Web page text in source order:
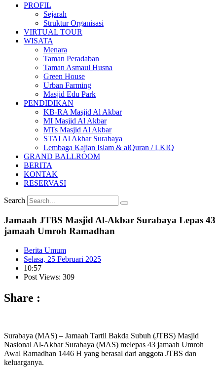
PROFIL
Sejarah
Struktur Organisasi
VIRTUAL TOUR
WISATA
Menara
Taman Peradaban
Taman Asmaul Husna
Green House
Urban Farming
Masjid Edu Park
PENDIDIKAN
KB-RA Masjid Al Akbar
MI Masjid Al Akbar
MTs Masjid Al Akbar
STAI Al Akbar Surabaya
Lembaga Kajian Islam & alQuran / LKIQ
GRAND BALLROOM
BERITA
KONTAK
RESERVASI
Search
Jamaah JTBS Masjid Al-Akbar Surabaya Lepas 43
jamaah Umroh Ramadhan
Berita Umum
Selasa, 25 Februari 2025
10:57
Post Views: 309
Share :
Surabaya (MAS) – Jamaah Tartil Bakda Subuh (JTBS) Masjid
Nasional Al-Akbar Surabaya (MAS) melepas 43 jamaah Umroh
Awal Ramadhan 1446 H yang berasal dari anggota JTBS dan
keluarganya.